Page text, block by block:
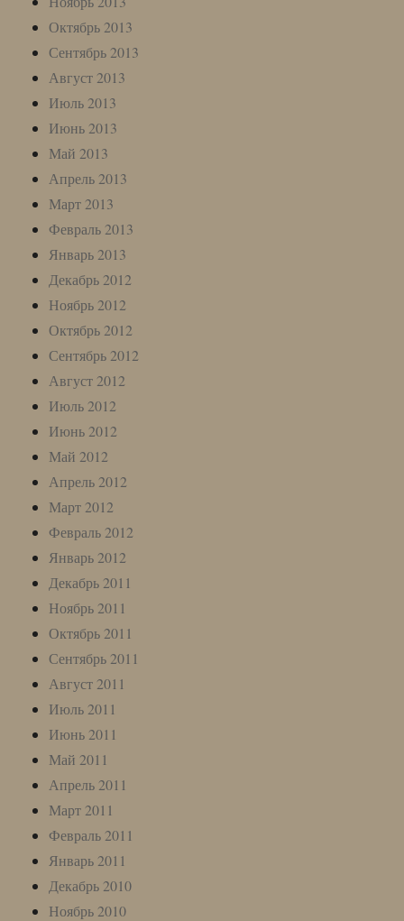
Октябрь 2013
Сентябрь 2013
Август 2013
Июль 2013
Июнь 2013
Май 2013
Апрель 2013
Март 2013
Февраль 2013
Январь 2013
Декабрь 2012
Ноябрь 2012
Октябрь 2012
Сентябрь 2012
Август 2012
Июль 2012
Июнь 2012
Май 2012
Апрель 2012
Март 2012
Февраль 2012
Январь 2012
Декабрь 2011
Ноябрь 2011
Октябрь 2011
Сентябрь 2011
Август 2011
Июль 2011
Июнь 2011
Май 2011
Апрель 2011
Март 2011
Февраль 2011
Январь 2011
Декабрь 2010
Ноябрь 2010